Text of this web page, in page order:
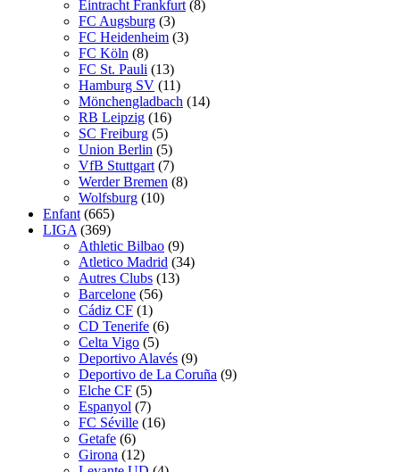
Eintracht Frankfurt (8)
FC Augsburg (3)
FC Heidenheim (3)
FC Köln (8)
FC St. Pauli (13)
Hamburg SV (11)
Mönchengladbach (14)
RB Leipzig (16)
SC Freiburg (5)
Union Berlin (5)
VfB Stuttgart (7)
Werder Bremen (8)
Wolfsburg (10)
Enfant (665)
LIGA (369)
Athletic Bilbao (9)
Atletico Madrid (34)
Autres Clubs (13)
Barcelone (56)
Cádiz CF (1)
CD Tenerife (6)
Celta Vigo (5)
Deportivo Alavés (9)
Deportivo de La Coruña (9)
Elche CF (5)
Espanyol (7)
FC Séville (16)
Getafe (6)
Girona (12)